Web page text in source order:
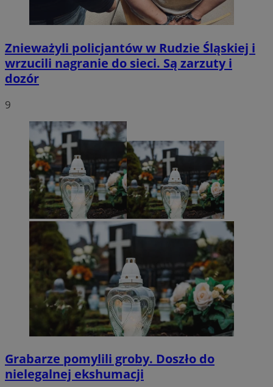
Znieważyli policjantów w Rudzie Śląskiej i
wrzucili nagranie do sieci. Są zarzuty i
dozór
9
Grabarze pomylili groby. Doszło do
nielegalnej ekshumacji